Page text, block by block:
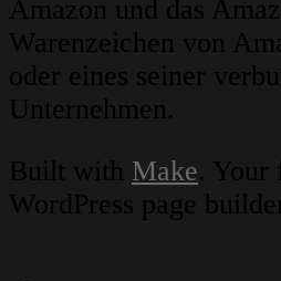
Amazon und das
Warenzeichen von
oder eines seiner
Unternehmen.
Built with Make. Your
WordPress page